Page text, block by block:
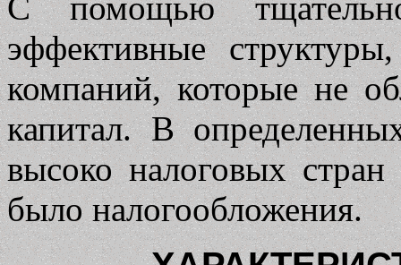
эффективные
компаний, которые не
капитал. В
высоко налоговых
было налогообложения.